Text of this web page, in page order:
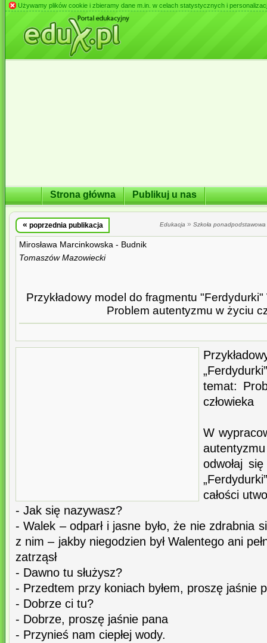
Używamy plików cookie i zbieramy dane m.in. w celach statystycznych i
Strona główna Publikuj u nas
« poprzednia publikacja Edukacja » Szkoła ponadpodstawowa
Mirosława Marcinkowska - Budnik
Tomaszów Mazowiecki
Przykładowy model do fragmentu
Problem autentyzmu w życiu
temat:
człowieka
W
odwołaj
całości
- Jak się nazywasz?
- Walek – odparł i jasne było, że nie zdrabnia
z nim – jakby niegodzien był Walentego ani
zatrząsł
- Dawno tu służysz?
- Przedtem przy koniach byłem, proszę jaśnie
- Dobrze ci tu?
- Dobrze, proszę jaśnie pana
- Przynieś nam ciepłej wody.